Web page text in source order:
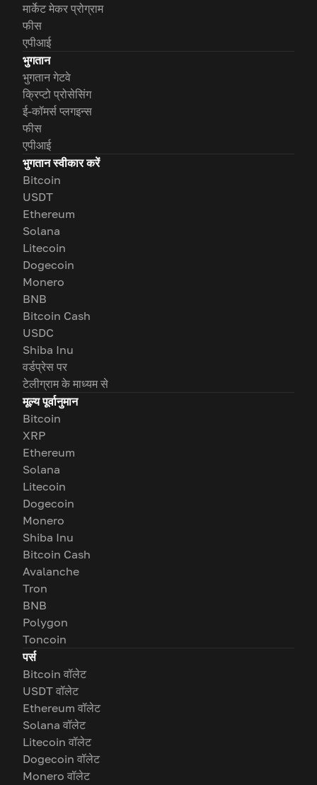
मार्केट मेकर प्रोग्राम
फीस
एपीआई
भुगतान
भुगतान गेटवे
क्रिप्टो प्रोसेसिंग
ई-कॉमर्स प्लगइन्स
फीस
एपीआई
भुगतान स्वीकार करें
Bitcoin
USDT
Ethereum
Solana
Litecoin
Dogecoin
Monero
BNB
Bitcoin Cash
USDC
Shiba Inu
वर्डप्रेस पर
टेलीग्राम के माध्यम से
मूल्य पूर्वानुमान
Bitcoin
XRP
Ethereum
Solana
Litecoin
Dogecoin
Monero
Shiba Inu
Bitcoin Cash
Avalanche
Tron
BNB
Polygon
Toncoin
पर्स
Bitcoin वॉलेट
USDT वॉलेट
Ethereum वॉलेट
Solana वॉलेट
Litecoin वॉलेट
Dogecoin वॉलेट
Monero वॉलेट